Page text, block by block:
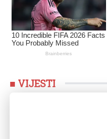
■ VIJESTI